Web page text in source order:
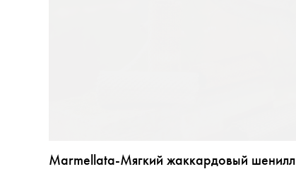
Marmellata-Мягкий жаккардовый шенилл